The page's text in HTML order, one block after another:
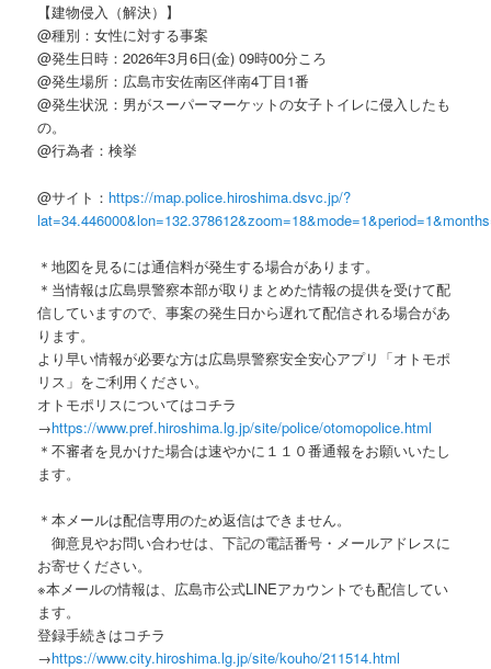
【建物侵入（解決）】
@種別：女性に対する事案
@発生日時：2026年3月6日(金) 09時00分ころ
@発生場所：広島市安佐南区伴南4丁目1番
@発生状況：男がスーパーマーケットの女子トイレに侵入したも
の。
@行為者：検挙
@サイト： https://map.police.hiroshima.dsvc.jp/?
＊地図を見るには通信料が発生する場合があります。
＊当情報は広島県警察本部が取りまとめた情報の提供を受けて配
信していますので、事案の発生日から遅れて配信される場合があ
ります。
より早い情報が必要な方は広島県警察安全安心アプリ「オトモポ
リス」をご利用ください。
オトモポリスについてはコチラ
→https://www.pref.hiroshima.lg.jp/site/police/otomopolice.html
＊不審者を見かけた場合は速やかに１１０番通報をお願いいたし
ます。
＊本メールは配信専用のため返信はできません。
御意見やお問い合わせは、下記の電話番号・メールアドレスに
お寄せください。
※本メールの情報は、広島市公式LINEアカウントでも配信してい
ます。
登録手続きはコチラ
→https://www.city.hiroshima.lg.jp/site/kouho/211514.html